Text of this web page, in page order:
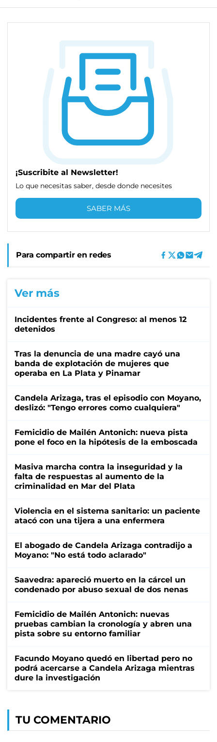
¡Suscribite al Newsletter!
Lo que necesitas saber, desde donde necesites
SABER MÁS
Para compartir en redes
Ver más
Incidentes frente al Congreso: al menos 12
detenidos
Tras la denuncia de una madre cayó una
banda de explotación de mujeres que
operaba en La Plata y Pinamar
Candela Arizaga, tras el episodio con Moyano,
deslizó: "Tengo errores como cualquiera"
Femicidio de Mailén Antonich: nueva pista
pone el foco en la hipótesis de la emboscada
Masiva marcha contra la inseguridad y la
falta de respuestas al aumento de la
criminalidad en Mar del Plata
Violencia en el sistema sanitario: un paciente
atacó con una tijera a una enfermera
El abogado de Candela Arizaga contradijo a
Moyano: "No está todo aclarado"
Saavedra: apareció muerto en la cárcel un
condenado por abuso sexual de dos nenas
Femicidio de Mailén Antonich: nuevas
pruebas cambian la cronología y abren una
pista sobre su entorno familiar
Facundo Moyano quedó en libertad pero no
podrá acercarse a Candela Arizaga mientras
dure la investigación
TU COMENTARIO